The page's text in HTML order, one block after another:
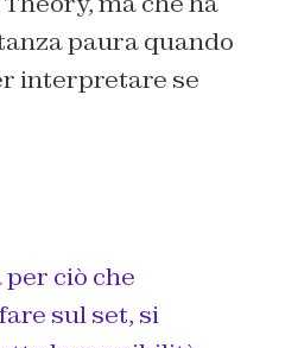
paura quando
interpretare se
per ciò che
sul set, si